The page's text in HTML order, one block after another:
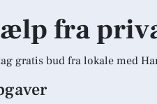
fra
gratis bud fra lokale med